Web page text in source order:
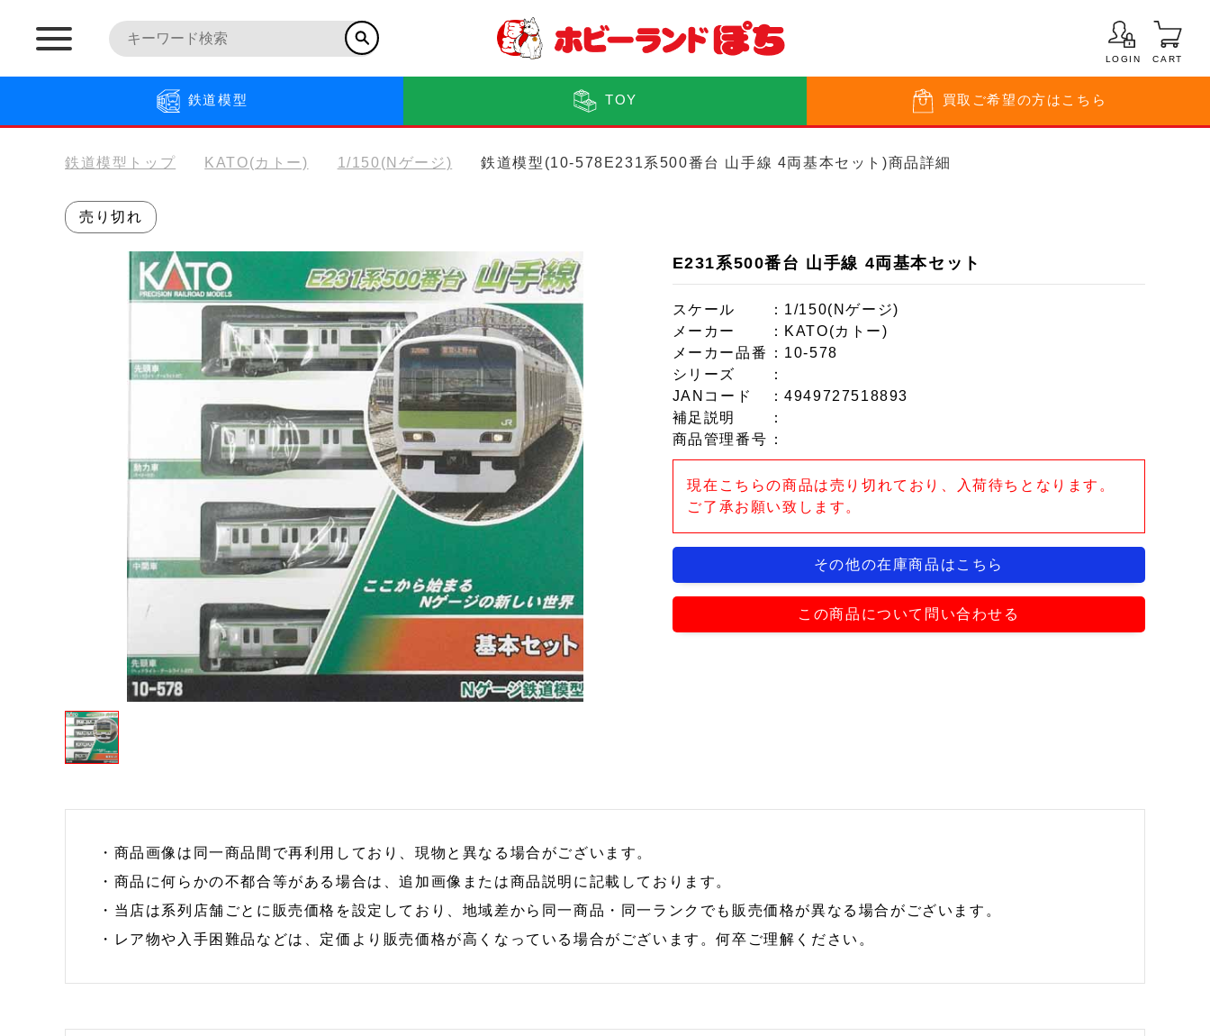
LOGIN CART
鉄道模型 TOY 買取 ご希望の方はこちら
鉄道模型トップ KATO(カトー) 1/150(Nゲージ) 鉄道模型(10-578E231系500番台 山手線 4両基本セット)商品詳細
売り切れ
E231系500番台 山手線 4両基本セット
スケール
：1/150(Nゲージ)
メーカー
：KATO(カトー)
メーカー品番
：10-578
シリーズ
：
JANコード
：4949727518893
補足説明
：
商品管理番号 ：
現在こちらの商品は売り切れており、入荷待ちとなります。
ご了承お願い致します。
その他の在庫商品はこちら
この商品について問い合わせる
・商品画像は同一商品間で再利用しており、現物と異なる場合がございます。
・商品に何らかの不都合等がある場合は、追加画像または商品説明に記載しております。
・当店は系列店舗ごとに販売価格を設定しており、地域差から同一商品・同一ランクでも販売価格が異なる場合がございます。
・レア物や入手困難品などは、定価より販売価格が高くなっている場合がございます。何卒ご理解ください。